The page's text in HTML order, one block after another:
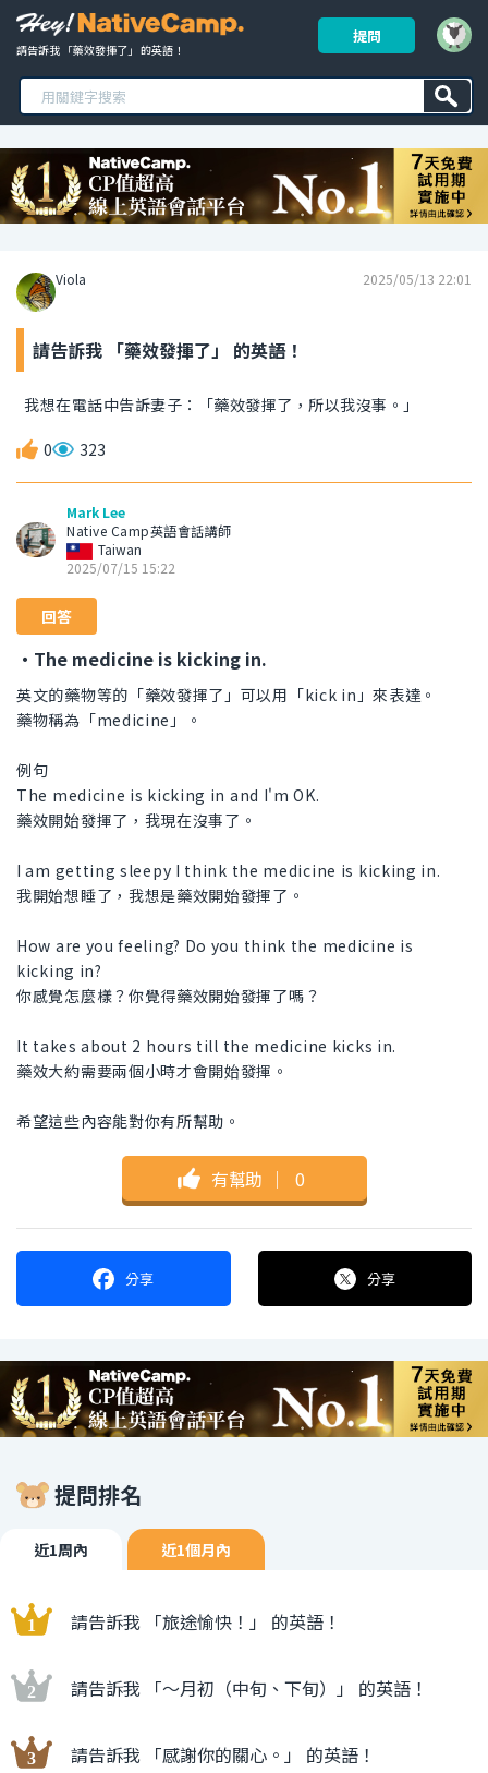
請告訴我 「藥效發揮了」 的英語！
提問
Viola 2025/05/13 22:01
請告訴我 「藥效發揮了」 的英語！
我想在電話中告訴妻子：「藥效發揮了，所以我沒事。」
0 323
Mark Lee
Native Camp英語會話講師
Taiwan
2025/07/15 15:22
回答
・The medicine is kicking in.
英文的藥物等的「藥效發揮了」可以用「kick in」來表達。
藥物稱為「medicine」。
例句
The medicine is kicking in and I'm OK.
藥效開始發揮了，我現在沒事了。
I am getting sleepy I think the medicine is kicking in.
我開始想睡了，我想是藥效開始發揮了。
How are you feeling? Do you think the medicine is
kicking in?
你感覺怎麼樣？你覺得藥效開始發揮了嗎？
It takes about 2 hours till the medicine kicks in.
藥效大約需要兩個小時才會開始發揮。
希望這些內容能對你有所幫助。
有幫助 ｜ 0
分享 分享
提問排名
近1周內 近1個月內
請告訴我 「旅途愉快！」 的英語！
請告訴我 「〜月初（中旬、下旬）」 的英語！
請告訴我 「感謝你的關心。」 的英語！